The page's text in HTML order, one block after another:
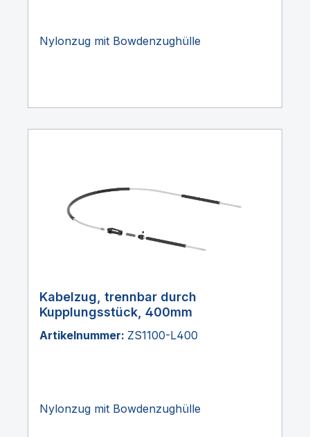
Nylonzug mit Bowdenzughülle
Kabelzug, trennbar durch
Kupplungsstück, 400mm
Artikelnummer: ZS1100-L400
Nylonzug mit Bowdenzughülle